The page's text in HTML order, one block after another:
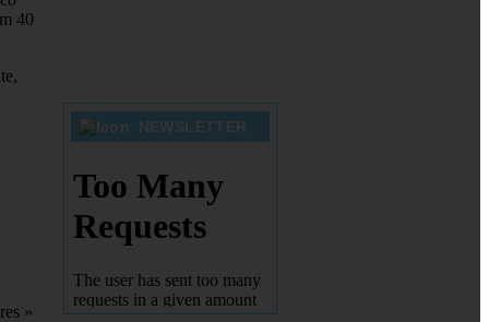
40
»
NEWSLETTER